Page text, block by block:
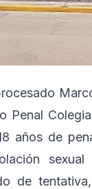
Penal
años de
de